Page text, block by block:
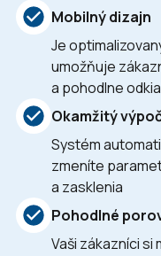
Mobilný dizajn
Je
umožňuje
a pohodlne
Okamžitý
Systém
zmeníte
a zasklenia
Pohodlné
Vaši zákazníci